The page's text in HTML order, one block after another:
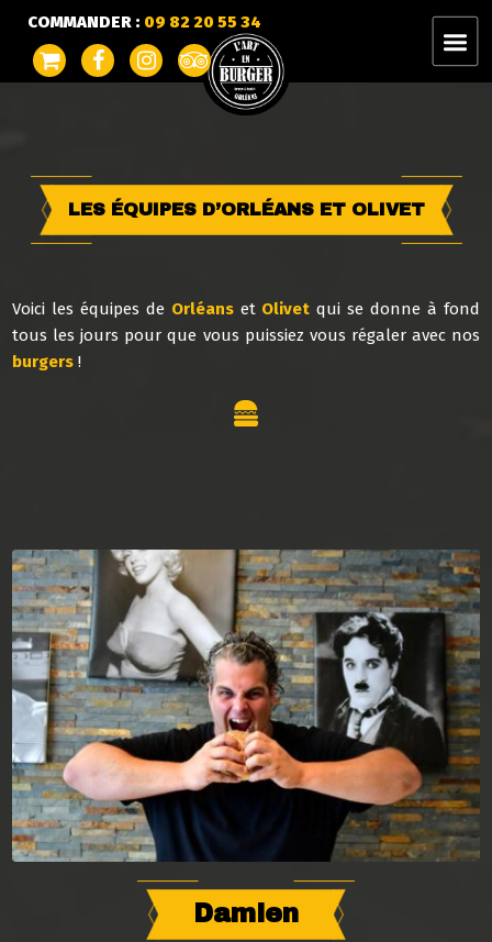
COMMANDER : 09 82 20 55 34
LES ÉQUIPES D’ORLÉANS ET OLIVET
Voici les équipes de Orléanset Olivet qui se donne à fond
tous les jours pour que vous puissiez vous régaler avec nos
burgers !
Damien